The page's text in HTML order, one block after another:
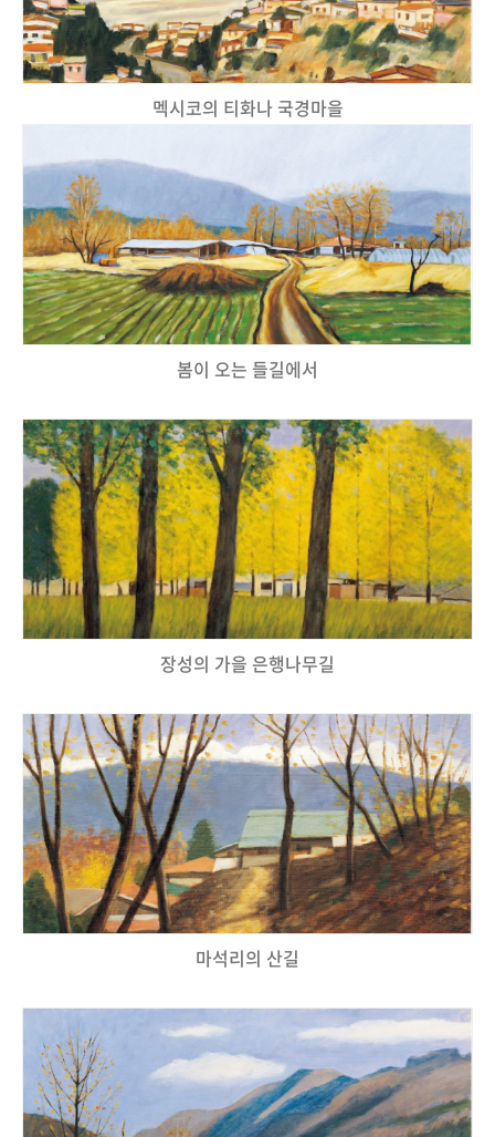
멕시코의 티화나 국경마을
봄이 오는 들길에서
장성의 가을 은행나무길
마석리의 산길